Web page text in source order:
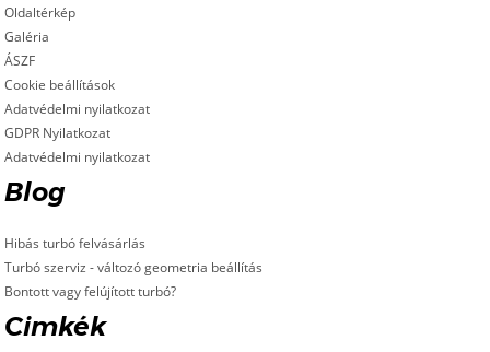
Oldaltérkép
Galéria
ÁSZF
Cookie beállítások
Adatvédelmi nyilatkozat
GDPR Nyilatkozat
Adatvédelmi nyilatkozat
Blog
Hibás turbó felvásárlás
Turbó szerviz - változó geometria beállítás
Bontott vagy felújított turbó?
Cimkék